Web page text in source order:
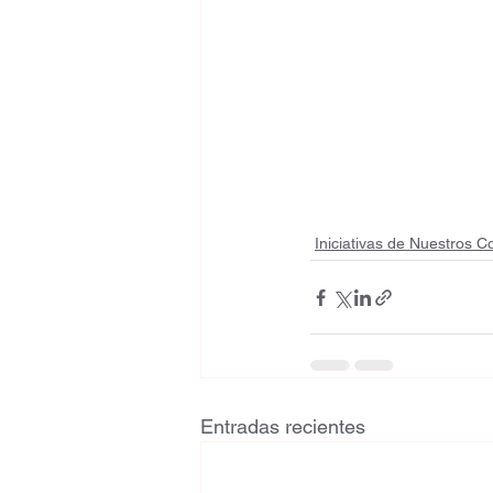
Iniciativas de Nuestros
Entradas recientes